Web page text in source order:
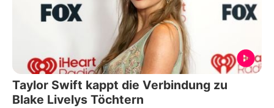
Taylor Swift kappt die Verbindung zu
Blake Livelys Töchtern